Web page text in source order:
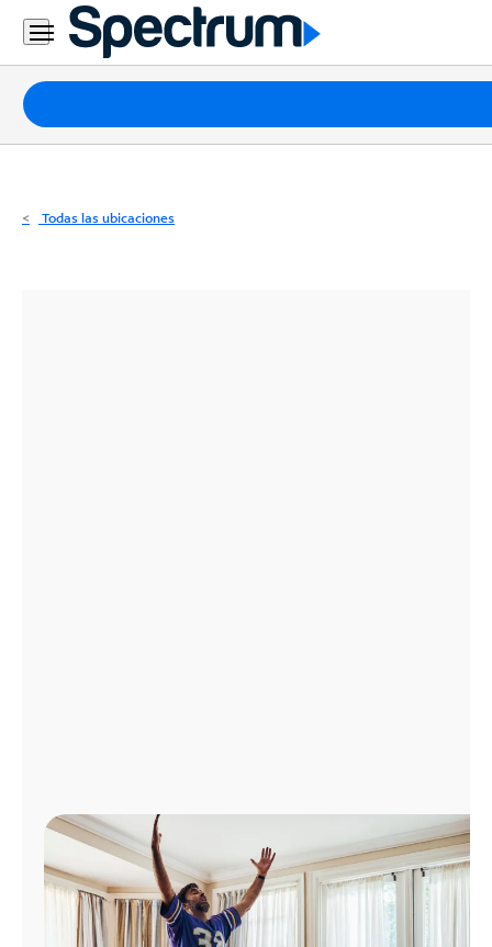
Residencial
Business
Paquetes
Internet
Todas las ubicaciones